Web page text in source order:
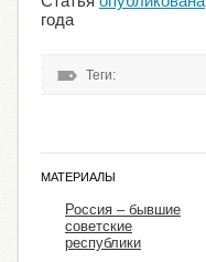
года
Теги:
МАТЕРИАЛЫ
Россия – бывшие
советские
республики